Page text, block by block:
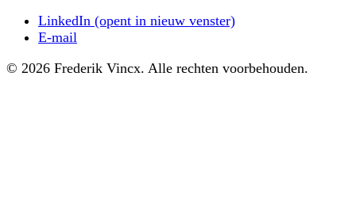
LinkedIn (opent in nieuw venster)
E-mail
© 2026 Frederik Vincx. Alle rechten voorbehouden.